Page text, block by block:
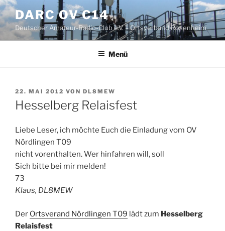
Zum
Inhalt
springen
DARC OV C14
Deutscher Amateur-Radio-Club e.V. – Ortsverband Rosenheim
Menü
VERÖFFENTLICHT
AM
22. MAI 2012 VON DL8MEW
Hesselberg Relaisfest
Liebe Leser, ich möchte Euch die Einladung vom OV
Nördlingen T09
nicht vorenthalten. Wer hinfahren will, soll
Sich bitte bei mir melden!
73
Klaus, DL8MEW
Der Ortsverand Nördlingen T09 lädt zum Hesselberg
Relaisfest